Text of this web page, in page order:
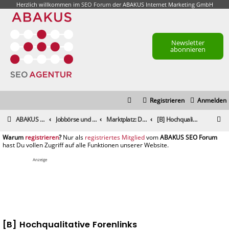
Herzlich willkommen im SEO Forumder ABAKUS Internet Marketing GmbH
Newsletter
abonnieren
Anmelden
Registrieren
ABAKUS Foren-Übersicht Jobbörse und Marktplatz Marktplatz: Dienstleistungen [B] Hochqualitative Forenlinks
registrieren registriertes Mitglied
Anzeige
[B] Hochqualitative Forenlinks